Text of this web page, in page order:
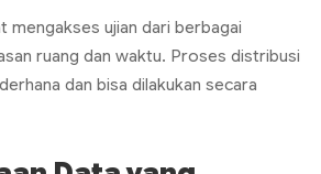
mengakses ujian dari berbagai
ruang dan waktu. Proses distribusi
dan bisa dilakukan secara